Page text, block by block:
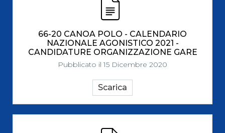
66-20 CANOA POLO - CALENDARIO
NAZIONALE AGONISTICO 2021 -
CANDIDATURE ORGANIZZAZIONE GARE
Pubblicato il 15 Dicembre 2020
Scarica